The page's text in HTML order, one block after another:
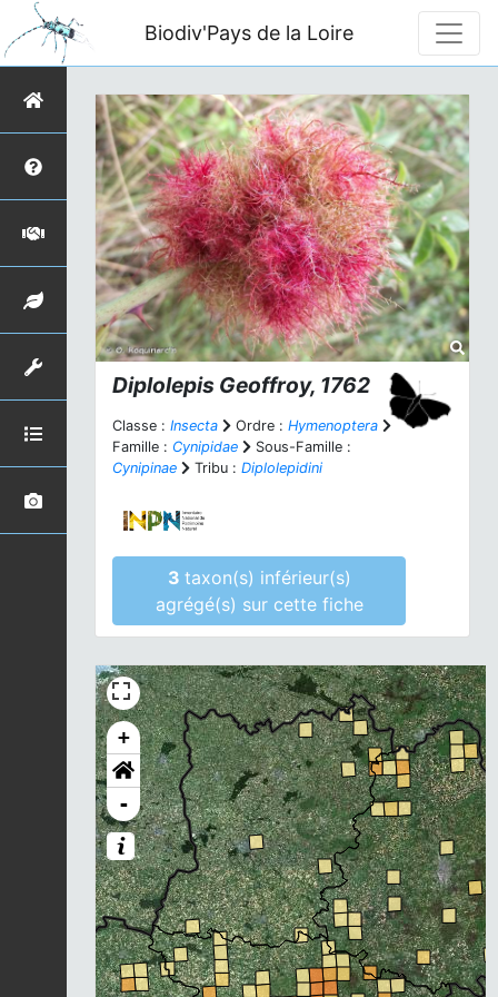
Biodiv'Pays de la Loire
Diplolepis Geoffroy, 1762
Classe : Insecta Ordre : Hymenoptera
Famille : Cynipidae
Sous-Famille :
Cynipinae
Tribu : Diplolepidini
3 taxon(s) inférieur(s)
agrégé(s) sur cette fiche
+
-